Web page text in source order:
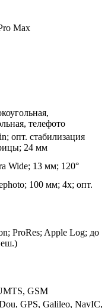
Max
телефото
опт. стабилизация
24 мм
Wide; 13 мм; 120°
100 мм; 4x; опт.
ProRes; Apple Log; до
GSM
GPS, Galileo, NavIC,